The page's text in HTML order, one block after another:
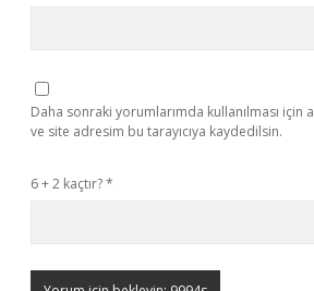
Daha sonraki yorumlarımda kullanılması için
ve site adresim bu tarayıcıya kaydedilsin.
6 + 2 kaçtır?*